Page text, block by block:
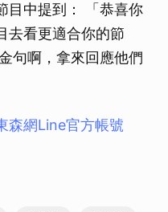
目中提到： 「恭喜你
去看更適合你的節
句啊，拿來回應他們
森網Line官方帳號